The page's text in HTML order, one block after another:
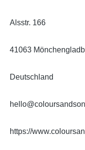
Alsstr. 166
41063
Deutschland
https://